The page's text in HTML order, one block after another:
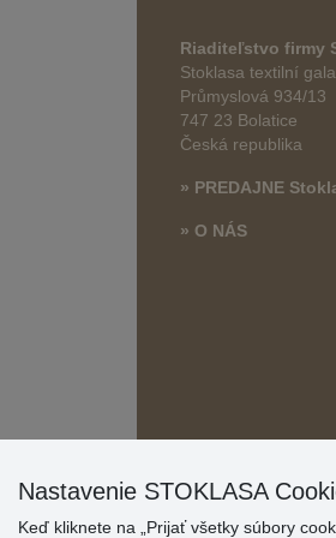
Riaditeľstvo firmy
Stoklasa textilní
Průmyslová 934/13
747 23 Bolatice
Česká republika
» PREDAJNE
» O NÁS
Nastavenie STOKLASA
Keď kliknete na „Prijať všetky súbory